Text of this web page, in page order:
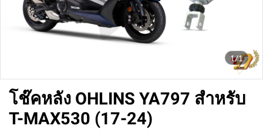
1/1
โช๊คหลัง OHLINS YA797 สำหรับ
T-MAX530 (17-24)